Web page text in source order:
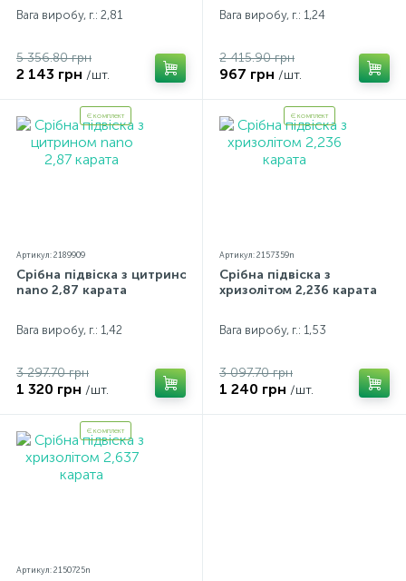
Вага виробу, г.: 2,81
5 356.80 грн
2 143 грн /шт.
Вага виробу, г.: 1,24
2 415.90 грн
967 грн /шт.
Є комплект
Артикул: 2189909
Срібна підвіска з цитрином
nano 2,87 карата
Вага виробу, г.: 1,42
3 297.70 грн
1 320 грн /шт.
Є комплект
Артикул: 2157359n
Срібна підвіска з
хризолітом 2,236 карата
Вага виробу, г.: 1,53
3 097.70 грн
1 240 грн /шт.
Є комплект
Артикул: 2150725n